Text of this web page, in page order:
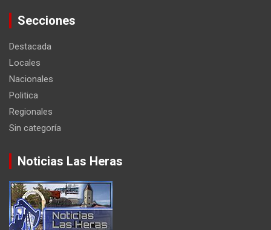
Secciones
Destacada
Locales
Nacionales
Politica
Regionales
Sin categoría
Noticias Las Heras